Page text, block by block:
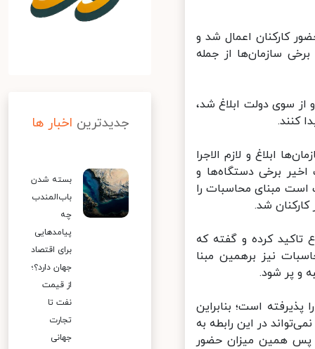
کارکنان اعمال شد و
سازمان‌ها از جمله
سوی دولت ابلاغ شد،
ابلاغ و لازم الاجرا
برخی دستگاه‌ها و
مبنای محاسبات را
شد.
کرده و گفته که
۷:۳۰ تا ۱۴:۳۰ است باید محاسبات نیز برهمین مبنا
و پر شود.
و خود آن را پذیرفته است؛ بنابراین
در این رابطه به
پس همین میزان حضور
جدیدترین اخبار ها
بسته شدن
باب‌المندب
چه
پیامدهایی
برای اقتصاد
جهان دارد؟؛
از قیمت
نفت تا
تجارت
جهانی